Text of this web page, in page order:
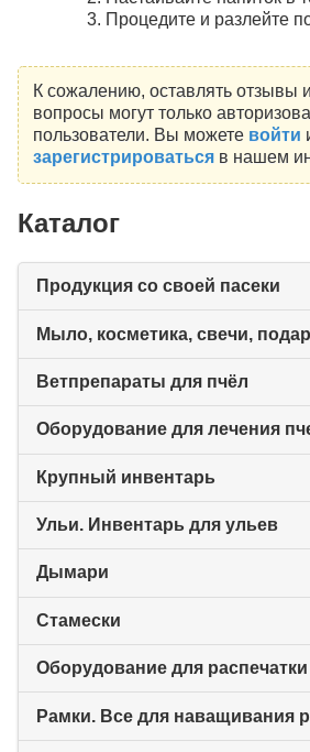
Процедите и разлейте
К сожалению, оставлять отзывы
вопросы могут только
пользователи. Вы можете войти
зарегистрироватьсяв нашем
Каталог
Продукция со своей пасеки
Ветпрепараты для пчёл
Оборудование для лечения
Крупный инвентарь
Ульи. Инвентарь для ульев
Дымари
Стамески
Оборудование для распечатки
Рамки. Все для наващивания